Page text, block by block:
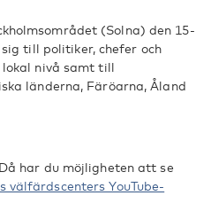
(Solna) den 15-
till politiker, chefer och
nivå samt till
länderna, Färöarna, Åland
har du möjligheten att se
välfärdscenters YouTube-